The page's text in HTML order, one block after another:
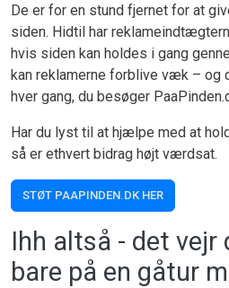
De er for en stund fjernet for at
siden. Hidtil har
hvis siden kan holdes i gang
kan reklamerne forblive væk – og
hver gang, du besøger
Har du lyst til at hjælpe med at
så er ethvert bidrag højt værdsat.
STØT PAAPINDEN.DK HER
Ihh altså - det vejr
bare på en gåtur